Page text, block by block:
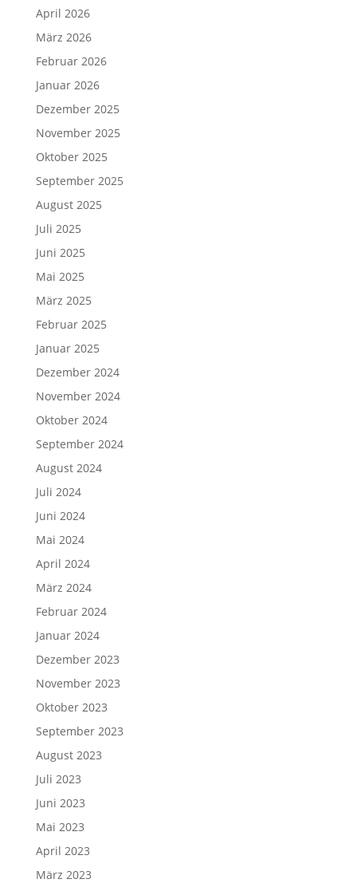
April 2026
März 2026
Februar 2026
Januar 2026
Dezember 2025
November 2025
Oktober 2025
September 2025
August 2025
Juli 2025
Juni 2025
Mai 2025
März 2025
Februar 2025
Januar 2025
Dezember 2024
November 2024
Oktober 2024
September 2024
August 2024
Juli 2024
Juni 2024
Mai 2024
April 2024
März 2024
Februar 2024
Januar 2024
Dezember 2023
November 2023
Oktober 2023
September 2023
August 2023
Juli 2023
Juni 2023
Mai 2023
April 2023
März 2023